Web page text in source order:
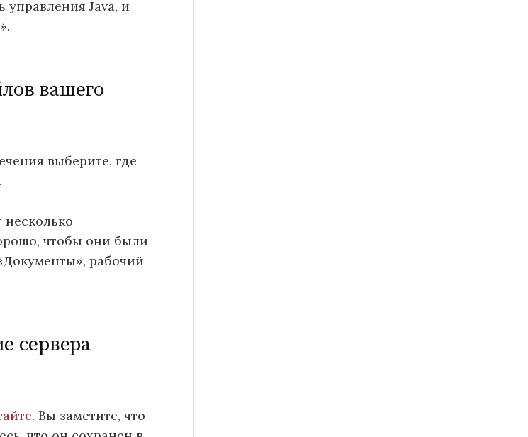
управления Java, и
вашего
выберите, где
несколько
чтобы они были
рабочий
сервера
. Вы заметите, что